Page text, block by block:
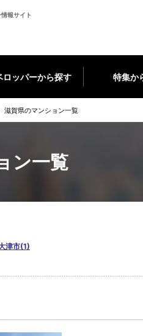
報サイト
ロッパーから探す 特集か
滋賀県のマンション一覧
ン一覧
津市(1)